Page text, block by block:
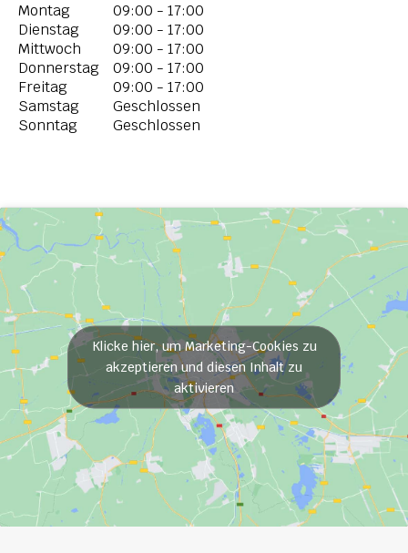
Montag
09:00 - 17:00
Dienstag
09:00 - 17:00
Mittwoch
09:00 - 17:00
Donnerstag
09:00 - 17:00
Freitag
09:00 - 17:00
Samstag
Geschlossen
Sonntag
Geschlossen
Klicke hier, um Marketing-Cookies zu
akzeptieren und diesen Inhalt zu
aktivieren